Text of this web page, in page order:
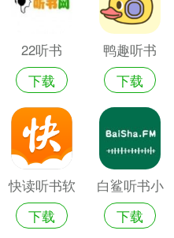
22听书
下载
鸭趣听书
下载
快读听书软
件
下载
白鲨听书小
说
下载